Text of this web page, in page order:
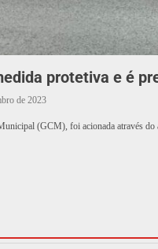
protetiva e é
de 2023
(GCM), foi acionada através do